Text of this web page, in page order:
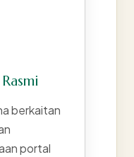
berkaitan
portal